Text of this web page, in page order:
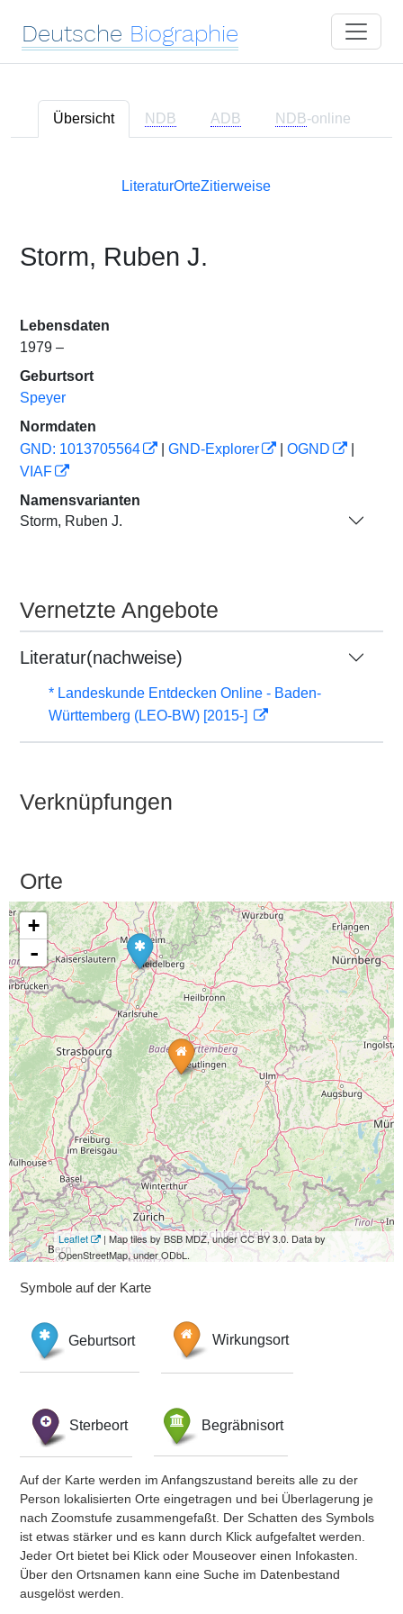
Deutsche Biographie
Übersicht NDB ADB NDB-online
LiteraturOrteZitierweise
Storm, Ruben J.
Lebensdaten
1979 –
Geburtsort
Speyer
Normdaten
GND: 1013705564
GND-Explorer OGND
VIAF
Namensvarianten
Storm, Ruben J.
Vernetzte Angebote
Literatur(nachweise)
* Landeskunde Entdecken Online - Baden-
Württemberg (LEO-BW) [2015-]
Verknüpfungen
Orte
+
-
Leaflet
| Map tiles by BSB MDZ, under CC BY 3.0. Data by
OpenStreetMap, under ODbL.
Symbole auf der Karte
Geburtsort Wirkungsort
Sterbeort Begräbnisort
Auf der Karte werden im Anfangszustand bereits alle zu der
Person lokalisierten Orte eingetragen und bei Überlagerung je
nach Zoomstufe zusammengefaßt. Der Schatten des Symbols
ist etwas stärker und es kann durch Klick aufgefaltet werden.
Jeder Ort bietet bei Klick oder Mouseover einen Infokasten.
Über den Ortsnamen kann eine Suche im Datenbestand
ausgelöst werden.